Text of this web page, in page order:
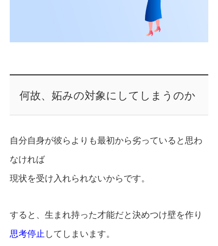
何故、妬みの対象にしてしまうのか
自分自身が彼らよりも最初から劣っていると思わ
なければ
現状を受け入れられないからです。
すると、生まれ持った才能だと決めつけ壁を作り
思考停止 してしまいます。